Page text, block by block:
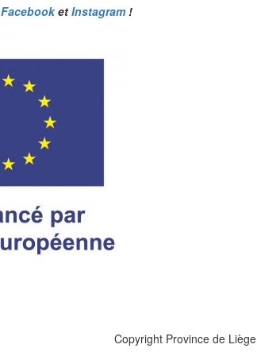
Facebooket Instagram!
Copyright Province de Liège